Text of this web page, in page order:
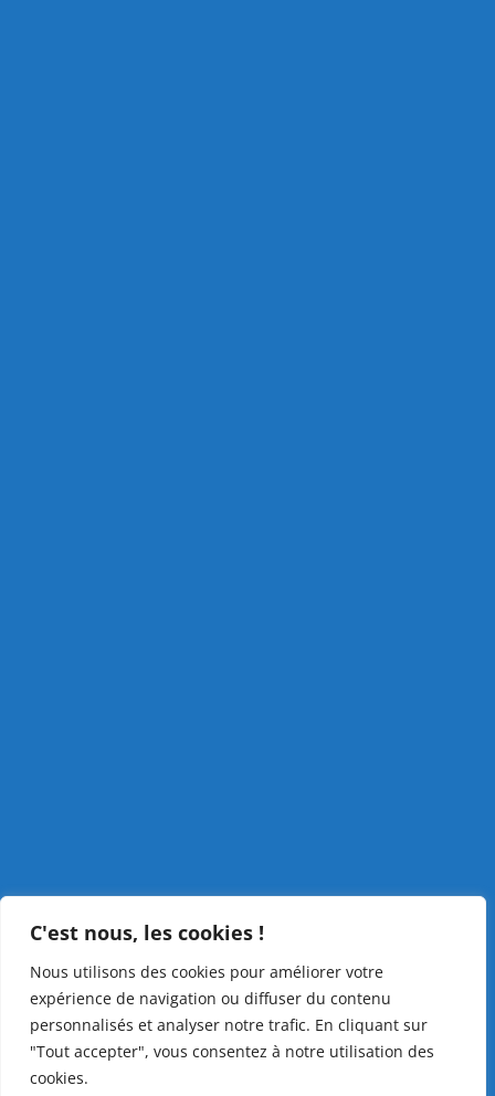
C'est nous, les cookies !
Nous utilisons des cookies pour améliorer votre
expérience de navigation ou diffuser du contenu
personnalisés et analyser notre trafic. En cliquant sur
"Tout accepter", vous consentez à notre utilisation des
cookies.